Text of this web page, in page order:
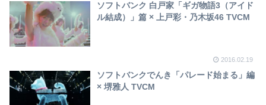
ソフトバンク 白戸家「ギガ物語3（アイド
ル結成）」篇 × 上戸彩・乃木坂46 TVCM
2016.02.19
ソフトバンクでんき「パレード始まる」編
× 堺雅人 TVCM